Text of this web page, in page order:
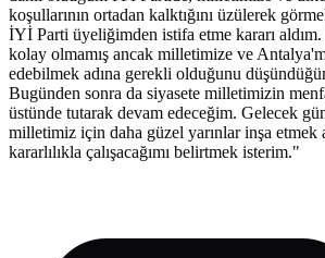
koşullarının ortadan kalktığını üzülerek
İYİ Parti üyeliğimden istifa etme kararı
kolay olmamış ancak milletimize ve
edebilmek adına gerekli olduğunu
Bugünden sonra da siyasete milletimizin
üstünde tutarak devam edeceğim. Gelecek
milletimiz için daha güzel yarınlar inşa etmek
kararlılıkla çalışacağımı belirtmek isterim."